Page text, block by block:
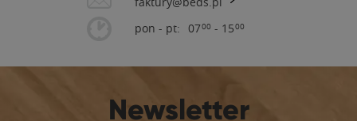
pon - pt: 0700 - 1500
Newsletter